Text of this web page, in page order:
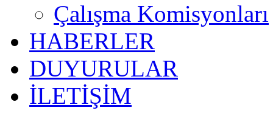
Çalışma Komisyonları
HABERLER
DUYURULAR
İLETİŞİM